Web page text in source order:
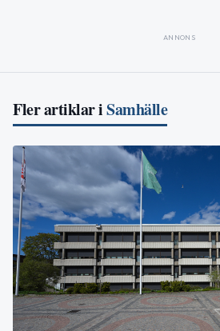
ANNONS
Fler artiklar iSamhälle